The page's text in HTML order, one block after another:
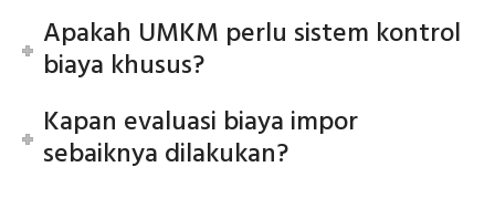
Apakah UMKM perlu sistem kontrol
biaya khusus?
Kapan evaluasi biaya impor
sebaiknya dilakukan?